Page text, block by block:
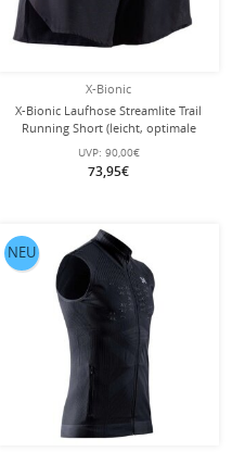
X-Bionic
X-Bionic Laufhose Streamlite Trail
Running Short (leicht, optimale
Herren
UVP: 90,00€
73,95€
NEU